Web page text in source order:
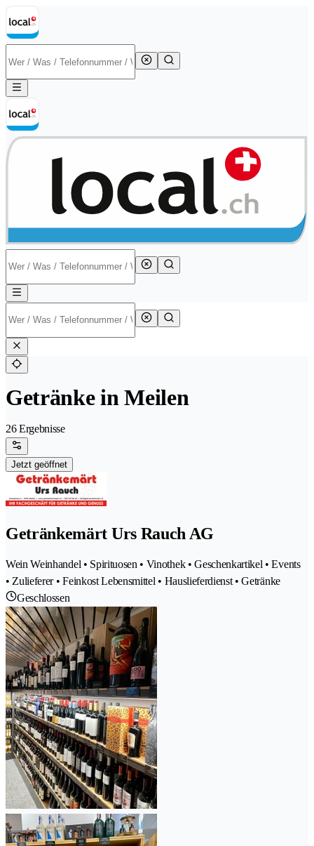
Getränke in Meilen
26 Ergebnisse
Jetzt geöffnet
Getränkemärt Urs Rauch AG
Wein Weinhandel • Spirituosen • Vinothek • Geschenkartikel • Events
• Zulieferer • Feinkost Lebensmittel • Hauslieferdienst • Getränke
Geschlossen